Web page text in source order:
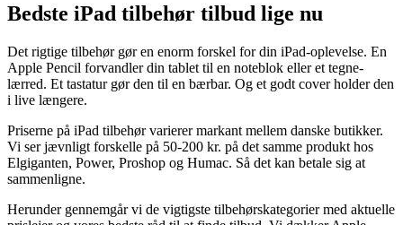
Bedste iPad tilbehør tilbud lige nu
Det rigtige tilbehør gør en enorm forskel for din iPad-oplevelse. En
Apple Pencil forvandler din tablet til en noteblok eller et tegne-
lærred. Et tastatur gør den til en bærbar. Og et godt cover holder den
i live længere.
Priserne på iPad tilbehør varierer markant mellem danske butikker.
Vi ser jævnligt forskelle på 50-200 kr. på det samme produkt hos
Elgiganten, Power, Proshop og Humac. Så det kan betale sig at
sammenligne.
Herunder gennemgår vi de vigtigste tilbehørskategorier med aktuelle